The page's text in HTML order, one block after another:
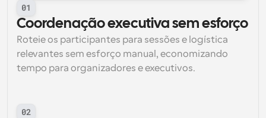
01
Coordenação executiva sem esforço
Roteie os participantes para sessões e logística
relevantes sem esforço manual, economizando
tempo para organizadores e executivos.
02